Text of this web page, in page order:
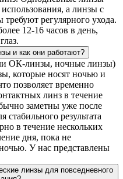
а линзы с
регулярного ухода.
12-16 часов в день,
и как они работают?
ОК-линзы, ночные линзы)
которые носят ночью и
позволяет временно
линз в течение
заметны уже после
результата
в течение нескольких
дня, пока не
У нас представлены
линзы для повседневного